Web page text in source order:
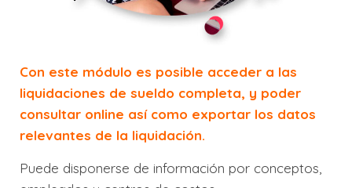
Con este módulo es posible acceder a las
liquidaciones de sueldo completa, y poder
consultar online así como exportar los datos
relevantes de la liquidación.
Puede disponerse de información por conceptos,